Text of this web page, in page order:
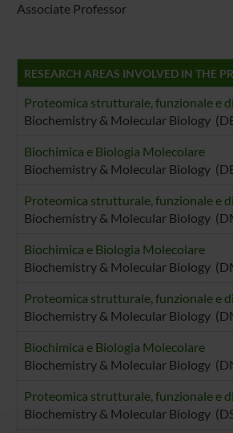
Associate Professor
RESEARCH AREAS INVOLVED IN THE
Proteomica strutturale, funzionale e
Biochemistry & Molecular Biology
Biochimica e Biologia Molecolare
Biochemistry & Molecular Biology
Proteomica strutturale, funzionale e
Biochemistry & Molecular Biology
Biochimica e Biologia Molecolare
Biochemistry & Molecular Biology
Proteomica strutturale, funzionale e
Biochemistry & Molecular Biology
Biochimica e Biologia Molecolare
Biochemistry & Molecular Biology
Proteomica strutturale, funzionale e
Biochemistry & Molecular Biology